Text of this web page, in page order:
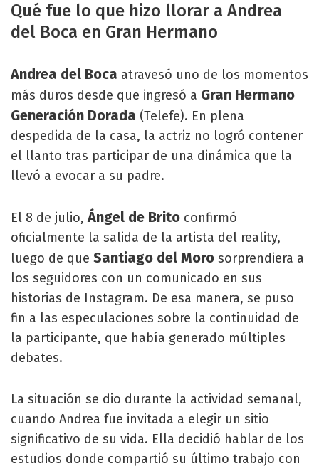
Qué fue lo que hizo llorar a Andrea
del Boca en Gran Hermano
Andrea del Boca atravesó uno de los momentos
más duros desde que ingresó a Gran Hermano
Generación Dorada (Telefe). En plena
despedida de la casa, la actriz no logró contener
el llanto tras participar de una dinámica que la
llevó a evocar a su padre.
El 8 de julio, Ángel de Brito confirmó
oficialmente la salida de la artista del reality,
luego de que Santiago del Moro sorprendiera a
los seguidores con un comunicado en sus
historias de Instagram. De esa manera, se puso
fin a las especulaciones sobre la continuidad de
la participante, que había generado múltiples
debates.
La situación se dio durante la actividad semanal,
cuando Andrea fue invitada a elegir un sitio
significativo de su vida. Ella decidió hablar de los
estudios donde compartió su último trabajo con